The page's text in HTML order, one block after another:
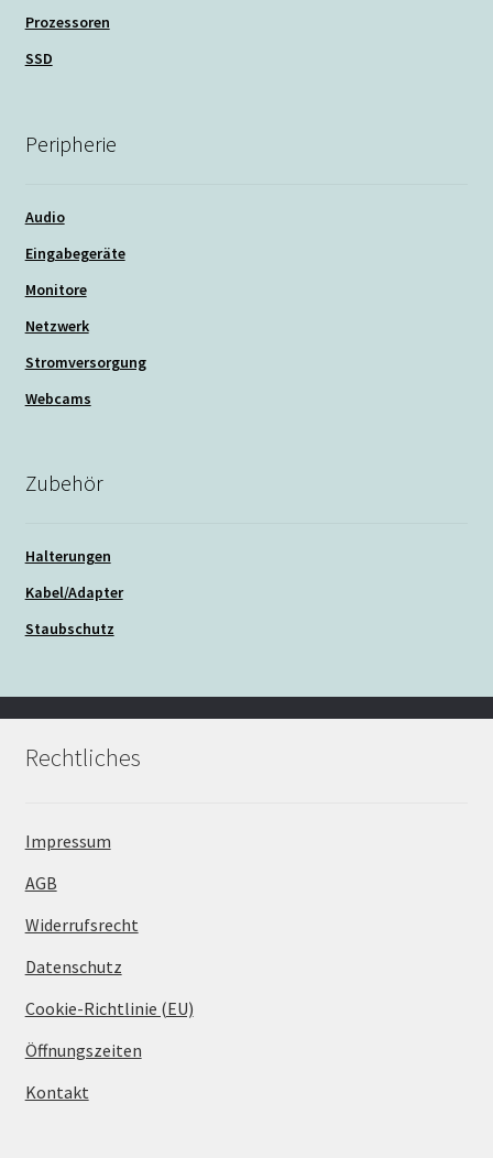
Prozessoren
SSD
Peripherie
Audio
Eingabegeräte
Monitore
Netzwerk
Stromversorgung
Webcams
Zubehör
Halterungen
Kabel/Adapter
Staubschutz
Rechtliches
Impressum
AGB
Widerrufsrecht
Datenschutz
Cookie-Richtlinie (EU)
Öffnungszeiten
Kontakt